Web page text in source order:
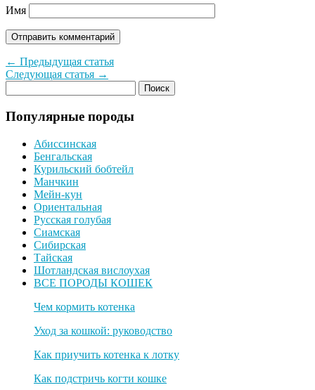
Имя
← Предыдущая статья
Следующая статья →
Популярные породы
Абиссинская
Бенгальская
Курильский бобтейл
Манчкин
Мейн-кун
Ориентальная
Русская голубая
Сиамская
Сибирская
Тайская
Шотландская вислоухая
ВСЕ ПОРОДЫ КОШЕК
Чем кормить котенка
Уход за кошкой: руководство
Как приучить котенка к лотку
Как подстричь когти кошке